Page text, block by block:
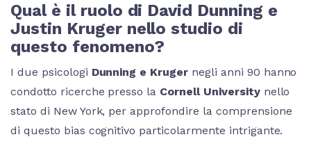
Qual è il ruolo di David Dunning e
Justin Kruger nello studio di
questo fenomeno?
I due psicologi Dunning e Kruger negli anni 90 hanno
condotto ricerche presso la Cornell Universitynello
stato di New York, per approfondire la comprensione
di questo bias cognitivo particolarmente intrigante.